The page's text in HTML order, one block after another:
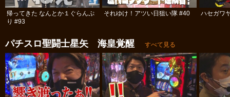
帰ってきた なんとか１ぐらんぷ
り #93
それゆけ！アツい日狙い隊 #40 ハセガワ
パチスロ聖闘士星矢 海皇覚醒 すべて見る